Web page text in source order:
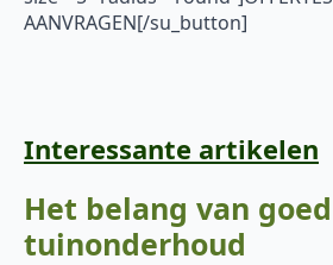
AANVRAGEN[/su_button]
Interessante artikelen
Het belang van goed
tuinonderhoud